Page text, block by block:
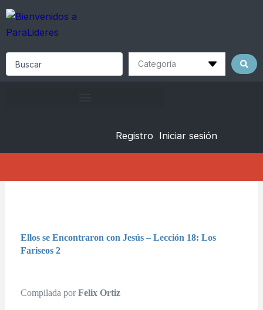
Skip
content
Registro Iniciar sesión
Ellos se Encontraron con Jesús – Lección 18: Los
Fariseos 2
Compilada porFelix Ortiz